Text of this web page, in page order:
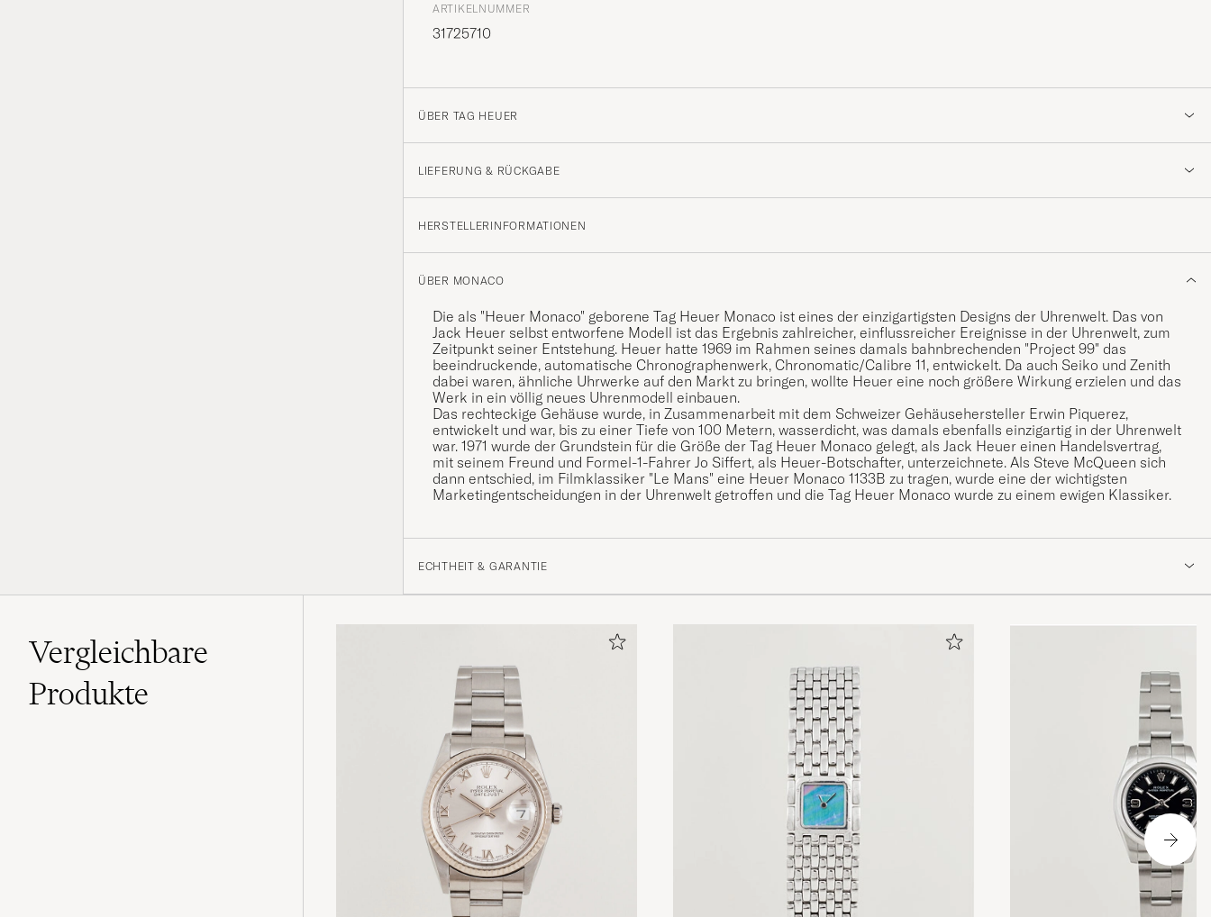
ARTIKELNUMMER
31725710
ÜBER TAG HEUER
LIEFERUNG & RÜCKGABE
HERSTELLERINFORMATIONEN
ÜBER MONACO
Die als "Heuer Monaco" geborene Tag Heuer Monaco ist eines der einzigartigsten Designs der Uhrenwelt. Das von
Jack Heuer selbst entworfene Modell ist das Ergebnis zahlreicher, einflussreicher Ereignisse in der Uhrenwelt, zum
Zeitpunkt seiner Entstehung. Heuer hatte 1969 im Rahmen seines damals bahnbrechenden "Project 99" das
beeindruckende, automatische Chronographenwerk, Chronomatic/Calibre 11, entwickelt. Da auch Seiko und Zenith
dabei waren, ähnliche Uhrwerke auf den Markt zu bringen, wollte Heuer eine noch größere Wirkung erzielen und das
Werk in ein völlig neues Uhrenmodell einbauen.
Das rechteckige Gehäuse wurde, in Zusammenarbeit mit dem Schweizer Gehäusehersteller Erwin Piquerez,
entwickelt und war, bis zu einer Tiefe von 100 Metern, wasserdicht, was damals ebenfalls einzigartig in der Uhrenwelt
war. 1971 wurde der Grundstein für die Größe der Tag Heuer Monaco gelegt, als Jack Heuer einen Handelsvertrag,
mit seinem Freund und Formel-1-Fahrer Jo Siffert, als Heuer-Botschafter, unterzeichnete. Als Steve McQueen sich
dann entschied, im Filmklassiker "Le Mans" eine Heuer Monaco 1133B zu tragen, wurde eine der wichtigsten
Marketingentscheidungen in der Uhrenwelt getroffen und die Tag Heuer Monaco wurde zu einem ewigen Klassiker.
ECHTHEIT & GARANTIE
Vergleichbare
Produkte